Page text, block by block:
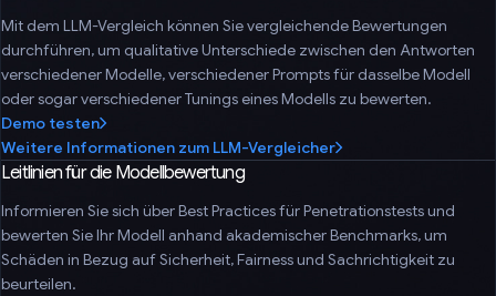
Mit dem LLM-Vergleich können Sie vergleichende Bewertungen
durchführen, um qualitative Unterschiede zwischen den Antworten
verschiedener Modelle, verschiedener Prompts für dasselbe Modell
oder sogar verschiedener Tunings eines Modells zu bewerten.
Demo testen
Weitere Informationen zum LLM-Vergleicher
Leitlinien für die Modellbewertung
Informieren Sie sich über Best Practices für Penetrationstests und
bewerten Sie Ihr Modell anhand akademischer Benchmarks, um
Schäden in Bezug auf Sicherheit, Fairness und Sachrichtigkeit zu
beurteilen.